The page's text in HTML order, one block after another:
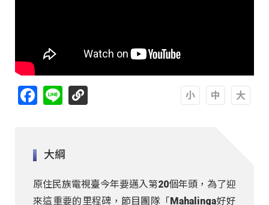
Facebook
Line
大綱
原住民族電視臺今年要邁入第20個年頭，為了迎
來這重要的里程碑，節目團隊「Mahalinga好好